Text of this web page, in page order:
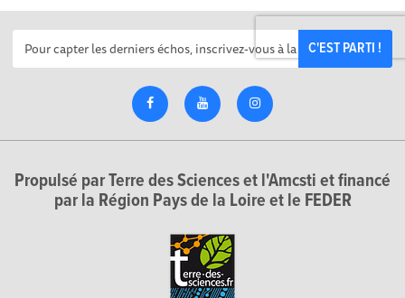
C'EST PARTI !
Propulsé par Terre des Sciences et l'Amcsti et financé
par la Région Pays de la Loire et le FEDER